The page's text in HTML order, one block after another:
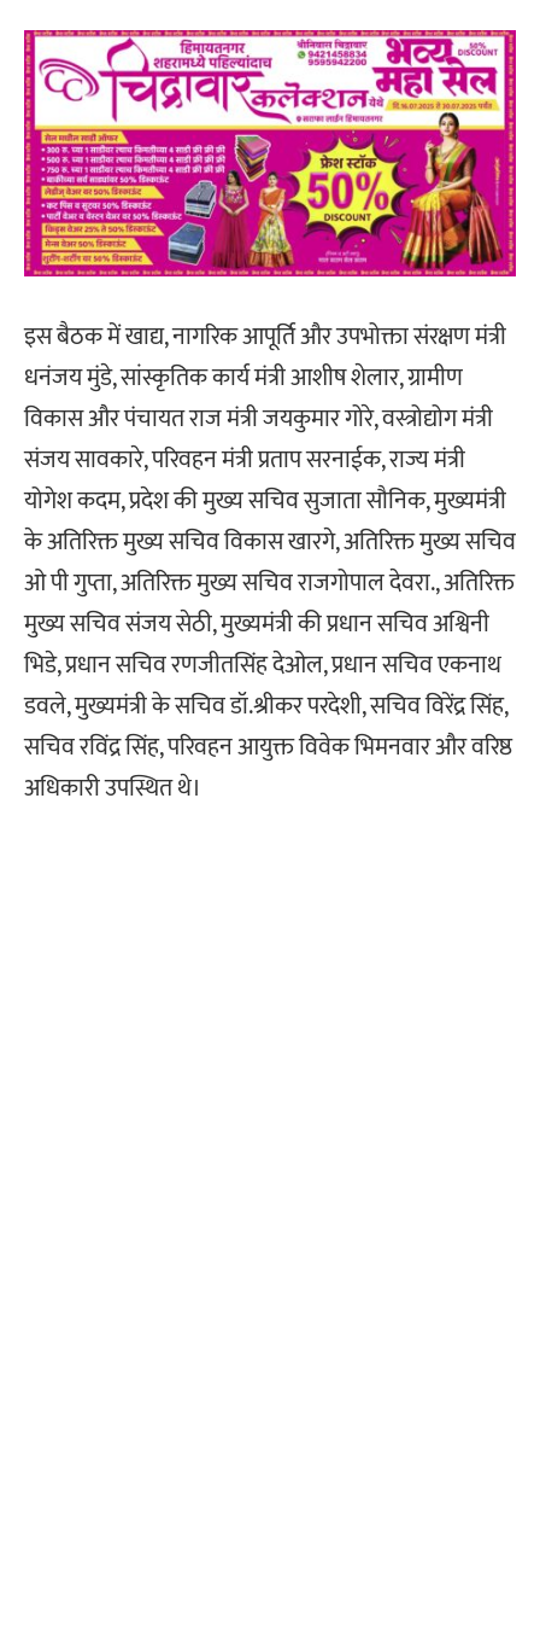
इस बैठक में खाद्य, नागरिक आपूर्ति और उपभोक्ता संरक्षण मंत्री
धनंजय मुंडे, सांस्कृतिक कार्य मंत्री आशीष शेलार, ग्रामीण
विकास और पंचायत राज मंत्री जयकुमार गोरे, वस्त्रोद्योग मंत्री
संजय सावकारे, परिवहन मंत्री प्रताप सरनाईक, राज्य मंत्री
योगेश कदम, प्रदेश की मुख्य सचिव सुजाता सौनिक, मुख्यमंत्री
के अतिरिक्त मुख्य सचिव विकास खारगे, अतिरिक्त मुख्य सचिव
ओ पी गुप्ता, अतिरिक्त मुख्य सचिव राजगोपाल देवरा., अतिरिक्त
मुख्य सचिव संजय सेठी, मुख्यमंत्री की प्रधान सचिव अश्विनी
भिडे, प्रधान सचिव रणजीतसिंह देओल, प्रधान सचिव एकनाथ
डवले, मुख्यमंत्री के सचिव डॉ.श्रीकर परदेशी, सचिव विरेंद्र सिंह,
सचिव रविंद्र सिंह, परिवहन आयुक्त विवेक भिमनवार और वरिष्ठ
अधिकारी उपस्थित थे।